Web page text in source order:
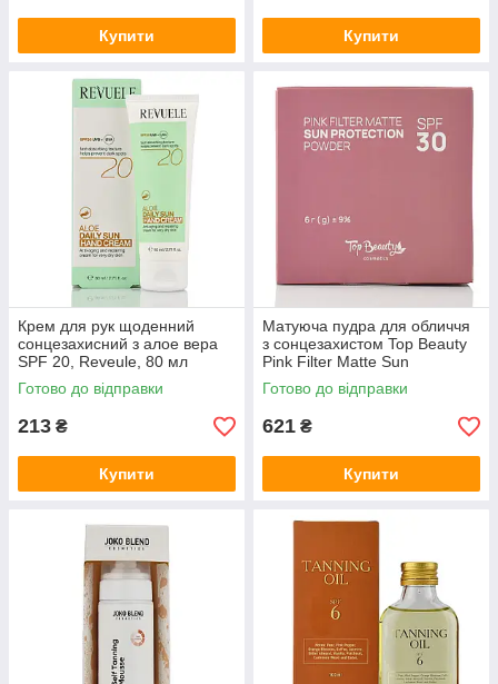
Купити Купити
Крем для рук щоденний
сонцезахисний з алое вера
SPF 20, Reveule, 80 мл
Готово до відправки
213 ₴
Купити
Матуюча пудра для обличчя
з сонцезахистом Top Beauty
Pink Filter Matte Sun
Protection Powder SPF 30 6 г
Готово до відправки
621 ₴
Купити